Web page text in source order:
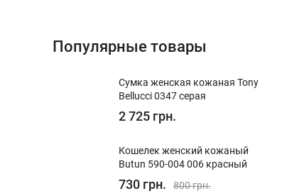
Популярные товары
Сумка женская кожаная Tony
Bellucci 0347 серая
2 725 грн.
Кошелек женский кожаный
Butun 590-004 006 красный
730 грн. 800 грн.